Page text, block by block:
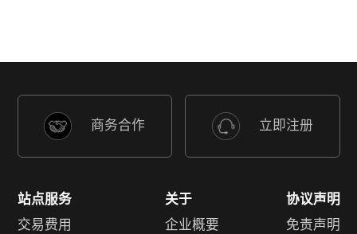
商务合作 立即注册
站点服务
交易费用
关于
企业概要
协议声明
免责声明